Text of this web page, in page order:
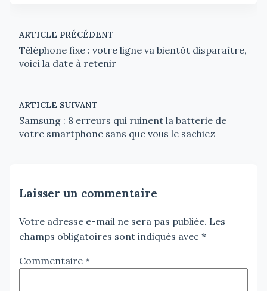
ARTICLE PRÉCÉDENT
Téléphone fixe : votre ligne va bientôt disparaître,
voici la date à retenir
ARTICLE SUIVANT
Samsung : 8 erreurs qui ruinent la batterie de
votre smartphone sans que vous le sachiez
Laisser un commentaire
Votre adresse e-mail ne sera pas publiée. Les
champs obligatoires sont indiqués avec *
Commentaire *